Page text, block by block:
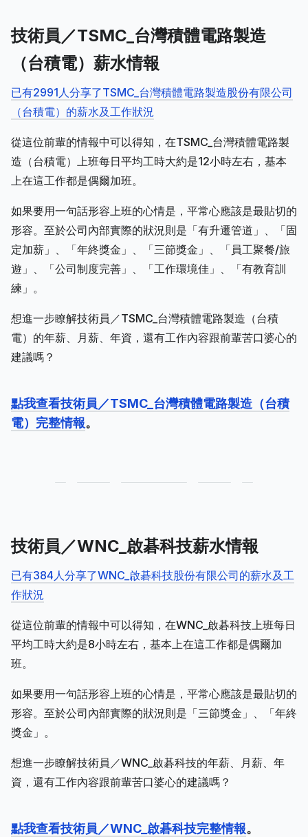
技術員／TSMC_台灣積體電路製造
（台積電）薪水情報
已有2991人分享了TSMC_台灣積體電路製造股份有限公司
（台積電）的薪水及工作狀況
從這位前輩的情報中可以得知，在TSMC_台灣積體電路製
造（台積電）上班每日平均工時大約是12小時左右，基本
上在這工作都是偶爾加班。
如果要用一句話形容上班的心情是，平常心應該是最貼切的
形容。至於公司內部實際的狀況則是「有升遷管道」、「固
定加薪」、「年終獎金」、「三節獎金」、「員工聚餐/旅
遊」、「公司制度完善」、「工作環境佳」、「有教育訓
練」。
想進一步瞭解技術員／TSMC_台灣積體電路製造（台積
電）的年薪、月薪、年資，還有工作內容跟前輩苦口婆心的
建議嗎？
點我查看技術員／TSMC_台灣積體電路製造（台積
電）完整情報。
技術員／WNC_啟碁科技薪水情報
已有384人分享了WNC_啟碁科技股份有限公司的薪水及工
作狀況
從這位前輩的情報中可以得知，在WNC_啟碁科技上班每日
平均工時大約是8小時左右，基本上在這工作都是偶爾加
班。
如果要用一句話形容上班的心情是，平常心應該是最貼切的
形容。至於公司內部實際的狀況則是「三節獎金」、「年終
獎金」。
想進一步瞭解技術員／WNC_啟碁科技的年薪、月薪、年
資，還有工作內容跟前輩苦口婆心的建議嗎？
點我查看技術員／WNC_啟碁科技完整情報。